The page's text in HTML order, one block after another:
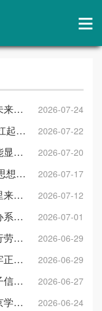
陕西日报：加快前瞻布局和发展未来产业 2026-07-24
学习强国 陕西日报：西京学院：扛起育人责任 助力学子就业 2026-07-22
科技日报：陕西省液晶聚合物智能显示重点实验室：专攻“液晶调光”细分赛道 2026-07-20
陕西卫视 陕西日报：赵刚：强化思想政治教育 提升教学科研水平 着力推动高等教育高质量内涵式发展 2026-07-17
人民网新华网学习强国：秦巴山里来了艺术支教团 2026-07-12
全国高校思政网：西京学院：举办系列活动庆祝中国共产党成立105周年 2026-07-01
全国高校思政网：西京学院：践行劳动教育 落实立德树人 2026-06-29
全国高校思政网：西京学院：树牢正确政绩观，四维聚力促发展 2026-06-29
西部网各界导报网：西京学院电子信息学院：“党建红”引领“科技蓝”赋能高质量发展 2026-06-27
群众新闻网：深耕产业需求，西京学院新设两所特色学院 2026-06-24